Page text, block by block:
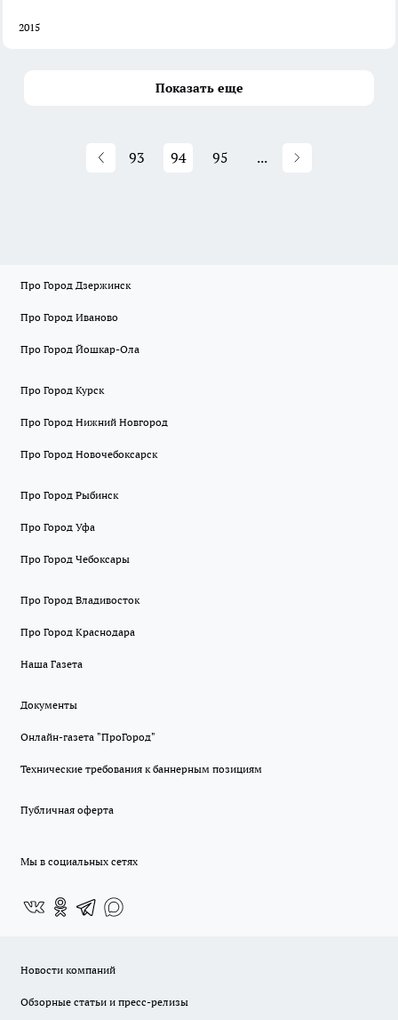
2015
Показать еще
93 94 95 ...
Про Город Дзержинск
Про Город Иваново
Про Город Йошкар-Ола
Про Город Курск
Про Город Нижний Новгород
Про Город Новочебоксарск
Про Город Рыбинск
Про Город Уфа
Про Город Чебоксары
Про Город Владивосток
Про Город Краснодара
Наша Газета
Документы
Онлайн-газета "ПроГород"
Технические требования к баннерным позициям
Публичная оферта
Мы в социальных сетях
Новости компаний
Обзорные статьи и пресс-релизы